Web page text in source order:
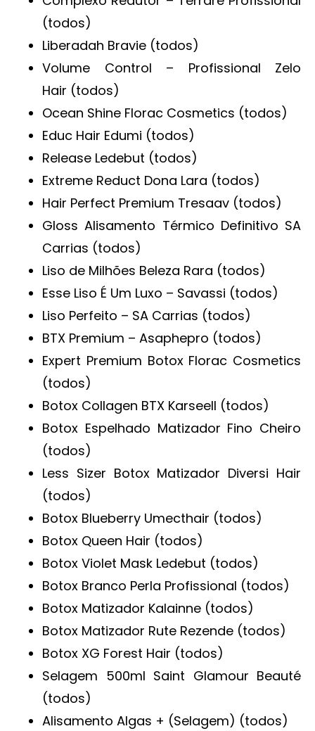
(todos)
Liberadah Bravie (todos)
Volume Control – Profissional Zelo
Hair (todos)
Ocean Shine Florac Cosmetics (todos)
Educ Hair Edumi (todos)
Release Ledebut (todos)
Extreme Reduct Dona Lara (todos)
Hair Perfect Premium Tresaav (todos)
Gloss Alisamento Térmico Definitivo SA
Carrias (todos)
Liso de Milhões Beleza Rara (todos)
Esse Liso É Um Luxo – Savassi (todos)
Liso Perfeito – SA Carrias (todos)
BTX Premium – Asaphepro (todos)
Expert Premium Botox Florac Cosmetics
(todos)
Botox Collagen BTX Karseell (todos)
Botox Espelhado Matizador Fino Cheiro
(todos)
Less Sizer Botox Matizador Diversi Hair
(todos)
Botox Blueberry Umecthair (todos)
Botox Queen Hair (todos)
Botox Violet Mask Ledebut (todos)
Botox Branco Perla Profissional (todos)
Botox Matizador Kalainne (todos)
Botox Matizador Rute Rezende (todos)
Botox XG Forest Hair (todos)
Selagem 500ml Saint Glamour Beauté
(todos)
Alisamento Algas + (Selagem) (todos)